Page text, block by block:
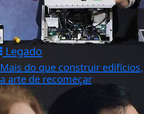
Legado
Mais do que construir edifícios,
a arte de recomeçar